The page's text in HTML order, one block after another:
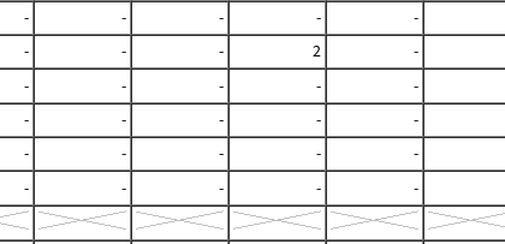
- - - -
-
- - - 2
-
- - - -
-
- - - -
-
- - - -
-
- - - -
-